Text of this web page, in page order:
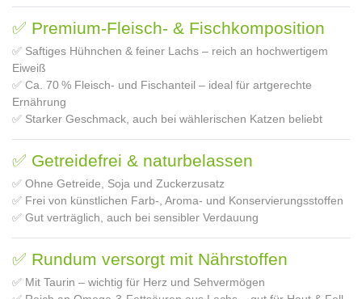
✅ Premium-Fleisch- & Fischkomposition
✅ Saftiges Hühnchen & feiner Lachs – reich an hochwertigem
Eiweiß
✅ Ca. 70 % Fleisch- und Fischanteil – ideal für artgerechte
Ernährung
✅ Starker Geschmack, auch bei wählerischen Katzen beliebt
✅ Getreidefrei & naturbelassen
✅ Ohne Getreide, Soja und Zuckerzusatz
✅ Frei von künstlichen Farb-, Aroma- und Konservierungsstoffen
✅ Gut verträglich, auch bei sensibler Verdauung
✅ Rundum versorgt mit Nährstoffen
✅ Mit Taurin – wichtig für Herz und Sehvermögen